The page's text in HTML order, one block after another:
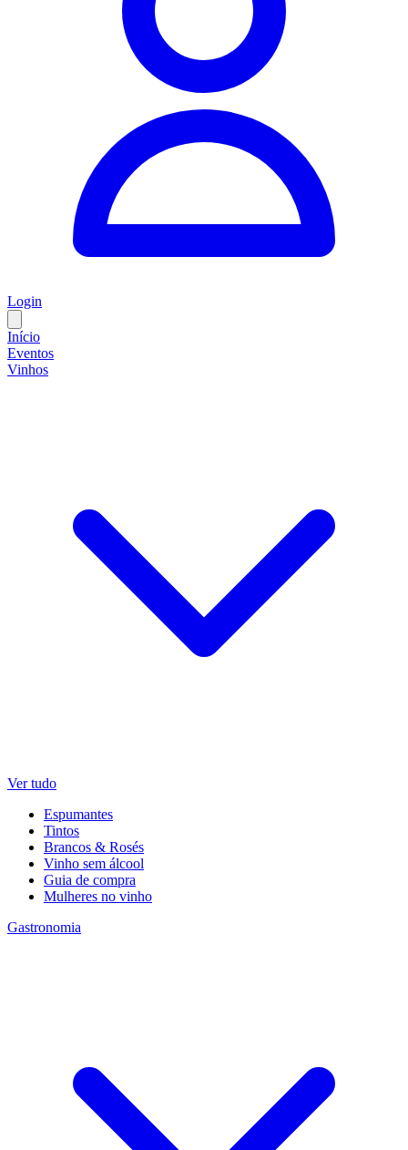
Login
Início
Eventos
Vinhos
Ver tudo
Espumantes
Tintos
Brancos & Rosés
Vinho sem álcool
Guia de compra
Mulheres no vinho
Gastronomia